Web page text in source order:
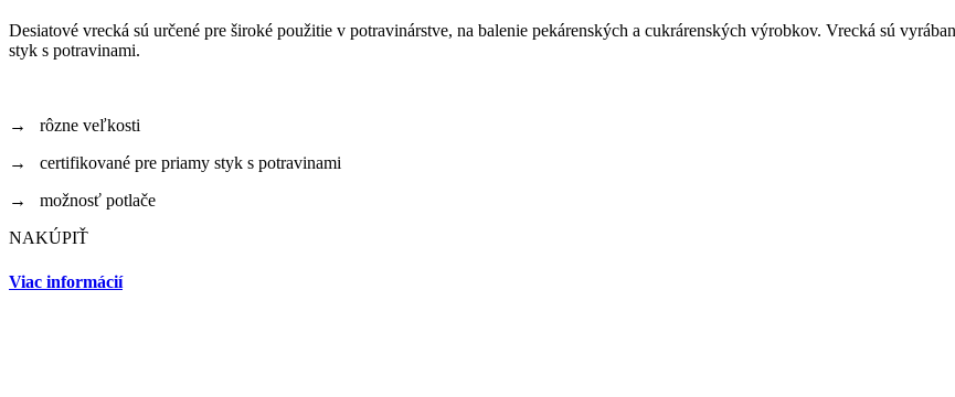
Desiatové vrecká sú určené pre široké použitie v potravinárstve, na balenie pekárenských a cukrárenských výrobkov. Vrecká sú
styk s potravinami.
→ rôzne veľkosti
→ certifikované pre priamy styk s potravinami
→ možnosť potlače
NAKÚPIŤ
Viac informácií